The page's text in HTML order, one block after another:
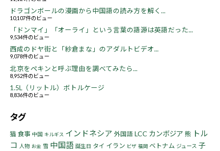
ドラゴンボールの漫画から中国語の読み方を解く...
10,107件のビュー
「ドンマイ」「オーライ」という言葉の語源は英語だった...
9,534件のビュー
西成のドヤ街と「紗倉まな」のアダルトビデオ...
9,078件のビュー
北京をペキンと呼ぶ理由を調べてみたら...
8,952件のビュー
1.5L（リットル）ボトルケージ
8,836件のビュー
タグ
猫食事 中国 キルギス インドネシア 外国語 LCC カンボジア 熊 トル
コ 人物 お金 雪 中国語 誕生日 タイ イラン ビザ 福岡 ベトナム ジュース 子